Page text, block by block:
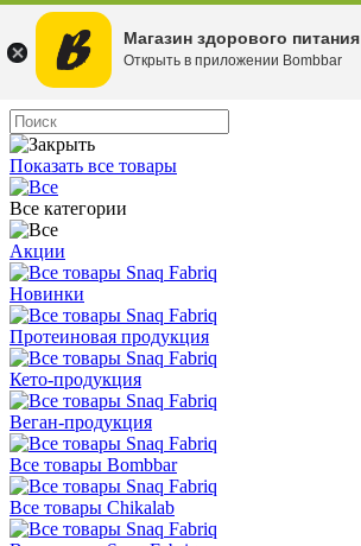
Показать все товары
Все категории
Акции
Новинки
Протеиновая продукция
Кето-продукция
Веган-продукция
Все товары Bombbar
Все товары Chikalab
Магазин здорового питания
Открыть в приложении Bombbar